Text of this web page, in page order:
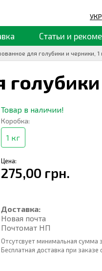
УКР
Статьи и
для голубики и черники, 1
Товар в наличии!
Коробка:
1 кг
Цена:
275,00 грн.
Доставка:
Новая почта
Почтомат НП
Отсутсвует минимальная сумма
Бесплатная доставка при заказе